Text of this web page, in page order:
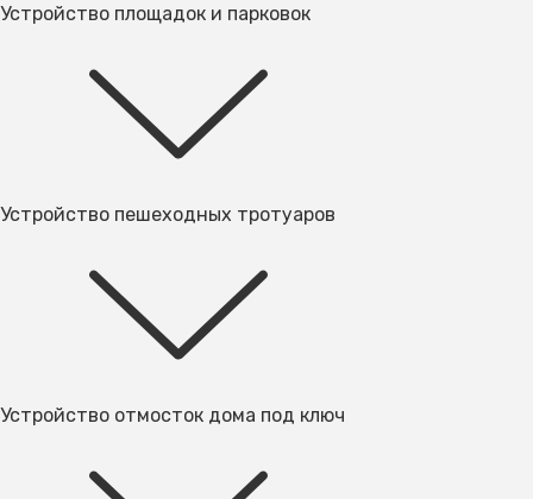
Устройство площадок и парковок
Устройство пешеходных тротуаров
Устройство отмосток дома под ключ